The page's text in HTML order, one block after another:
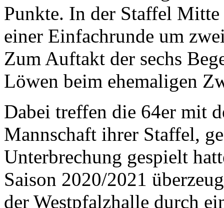
Punkte. In der Staffel
einer Einfachrunde um
Zum Auftakt der sechs
Löwen beim ehemaligen
Dabei treffen die 64er mit
Mannschaft ihrer Staffel,
Unterbrechung gespielt
Saison 2020/2021
der Westpfalzhalle durch